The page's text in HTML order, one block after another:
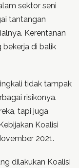
sektor seni
tantangan
Kerentanan
bekerja di balik
tidak tampak
risikonya.
tapi juga
Koalisi
2021.
dilakukan Koalisi